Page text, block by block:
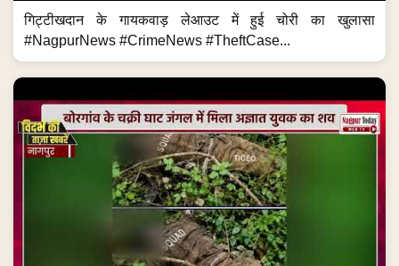
गिट्टीखदान के गायकवाड़ लेआउट में हुई चोरी का खुलासा
#NagpurNews #CrimeNews #TheftCase...